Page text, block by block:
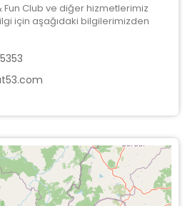
Fun Club ve diğer hizmetlerimiz
için aşağıdaki bilgilerimizden